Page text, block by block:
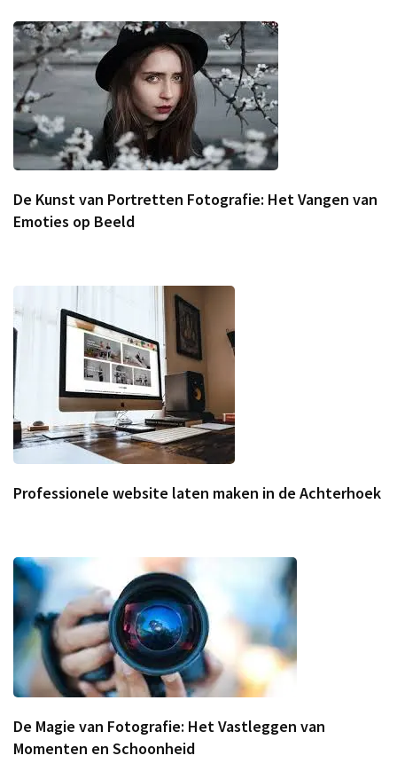
De Kunst van Portretten Fotografie: Het Vangen van
Emoties op Beeld
Professionele website laten maken in de Achterhoek
De Magie van Fotografie: Het Vastleggen van
Momenten en Schoonheid